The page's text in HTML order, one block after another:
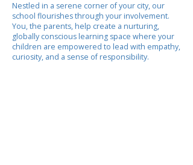
Nestled in a serene corner of your city, our
school flourishes through your involvement.
You, the parents, help create a nurturing,
globally conscious learning space where your
children are empowered to lead with empathy,
curiosity, and a sense of responsibility.